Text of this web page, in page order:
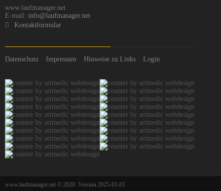
www.laufmanager.net
E-mail: info@laufmanager.net
Kontaktformular
Datenschutz Impressum Hinweise zu Links Login
www.laufmanager.net © 2020. Version 2025-01-01